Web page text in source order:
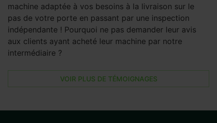
machine adaptée à vos besoins à la livraison sur le
pas de votre porte en passant par une inspection
indépendante ! Pourquoi ne pas demander leur avis
aux clients ayant acheté leur machine par notre
intermédiaire ?
VOIR PLUS DE TÉMOIGNAGES